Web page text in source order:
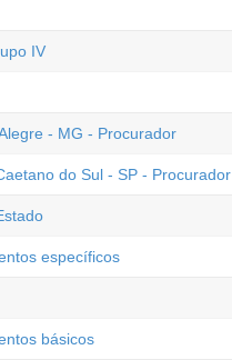
IV
- MG - Procurador
do Sul - SP - Procurador
específicos
básicos